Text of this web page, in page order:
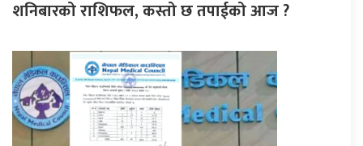
शनिबारको राशिफल, कस्तो छ तपाईको आज ?